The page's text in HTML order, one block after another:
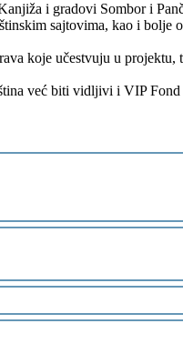
i gradovi Sombor i
sajtovima, kao i bolje
koje učestvuju u projektu,
već biti vidljivi i VIP